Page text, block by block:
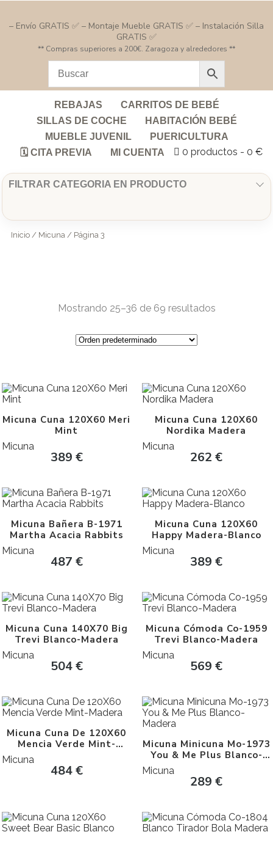
– Envío GRATIS ✅ – Montaje Mueble GRATIS ✅ – Instalación Silla
GRATIS ✅
** Compras superiores a 200€. Zaragoza y alrededores **
REBAJAS
CARRITOS DE BEBÉ
SILLAS DE COCHE
HABITACIÓN BEBÉ
MUEBLE JUVENIL
PUERICULTURA
🗓️ CITA PREVIA
MI CUENTA 0 productos 0 €
FILTRAR CATEGORIA EN PRODUCTO
Inicio / Micuna / Página 3
Mostrando 25–36 de 69 resultados
Micuna Cuna 120X60 Meri
Mint
Micuna
389 €
Micuna Cuna 120X60
Nordika Madera
Micuna
262€
Micuna Bañera B-1971
Martha Acacia Rabbits
Micuna
487 €
Micuna Cuna 120X60
Happy Madera-Blanco
Micuna
389€
Micuna Cuna 140X70 Big
Trevi Blanco-Madera
Micuna
504€
Micuna Cómoda Co-1959
Trevi Blanco-Madera
Micuna
569€
Micuna Cuna De 120X60
Mencia Verde Mint-
Micuna
484€
Micuna Minicuna Mo-1973
You & Me Plus Blanco-
Micuna
289€